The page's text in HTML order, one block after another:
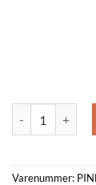
WISSOUS
Varenummer: